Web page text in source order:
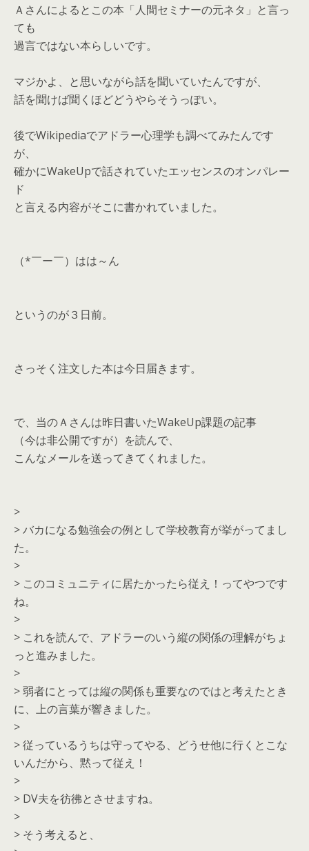
Ａさんによるとこの本「人間セミナーの元ネタ」と言っ
ても
過言ではない本らしいです。
マジかよ、と思いながら話を聞いていたんですが、
話を聞けば聞くほどどうやらそうっぽい。
後でWikipediaでアドラー心理学も調べてみたんです
が、
確かにWakeUpで話されていたエッセンスのオンパレー
ド
と言える内容がそこに書かれていました。
（*￣ー￣）はは～ん
というのが３日前。
さっそく注文した本は今日届きます。
で、当のＡさんは昨日書いたWakeUp課題の記事
（今は非公開ですが）を読んで、
こんなメールを送ってきてくれました。
>
> バカになる勉強会の例として学校教育が挙がってまし
た。
>
> このコミュニティに居たかったら従え！ってやつです
ね。
>
> これを読んで、アドラーのいう縦の関係の理解がちょ
っと進みました。
>
> 弱者にとっては縦の関係も重要なのではと考えたとき
に、上の言葉が響きました。
>
> 従っているうちは守ってやる、どうせ他に行くとこな
いんだから、黙って従え！
>
> DV夫を彷彿とさせますね。
>
> そう考えると、